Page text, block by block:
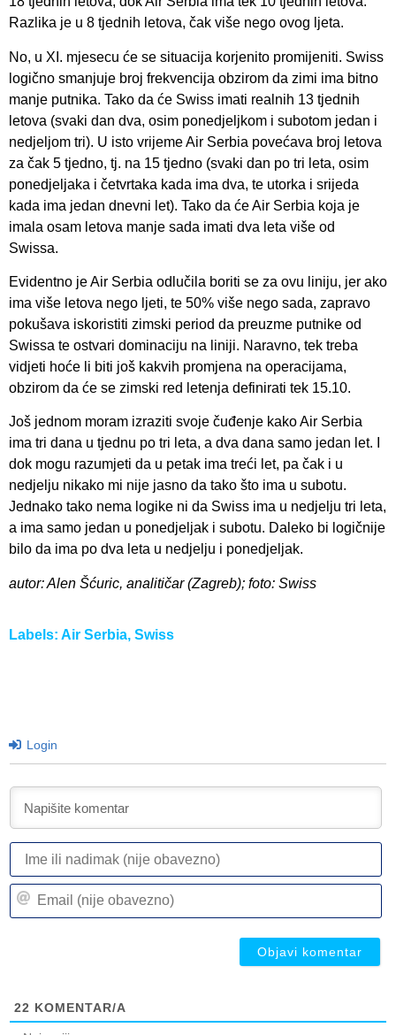
Razlika je u 8 tjednih letova, čak više nego ovog ljeta.
No, u XI. mjesecu će se situacija korjenito promijeniti. Swiss
logično smanjuje broj frekvencija obzirom da zimi ima bitno
manje putnika. Tako da će Swiss imati realnih 13 tjednih
letova (svaki dan dva, osim ponedjeljkom i subotom jedan i
nedjeljom tri). U isto vrijeme Air Serbia povećava broj letova
za čak 5 tjedno, tj. na 15 tjedno (svaki dan po tri leta, osim
ponedjeljaka i četvrtaka kada ima dva, te utorka i srijeda
kada ima jedan dnevni let). Tako da će Air Serbia koja je
imala osam letova manje sada imati dva leta više od
Swissa.
Evidentno je Air Serbia odlučila boriti se za ovu liniju, jer ako
ima više letova nego ljeti, te 50% više nego sada, zapravo
pokušava iskoristiti zimski period da preuzme putnike od
Swissa te ostvari dominaciju na liniji. Naravno, tek treba
vidjeti hoće li biti još kakvih promjena na operacijama,
obzirom da će se zimski red letenja definirati tek 15.10.
Još jednom moram izraziti svoje čuđenje kako Air Serbia
ima tri dana u tjednu po tri leta, a dva dana samo jedan let. I
dok mogu razumjeti da u petak ima treći let, pa čak i u
nedjelju nikako mi nije jasno da tako što ima u subotu.
Jednako tako nema logike ni da Swiss ima u nedjelju tri leta,
a ima samo jedan u ponedjeljak i subotu. Daleko bi logičnije
bilo da ima po dva leta u nedjelju i ponedjeljak.
autor: Alen Šćuric, analitičar (Zagreb); foto: Swiss
Labels: Air Serbia, Swiss
Login
22 KOMENTAR/A